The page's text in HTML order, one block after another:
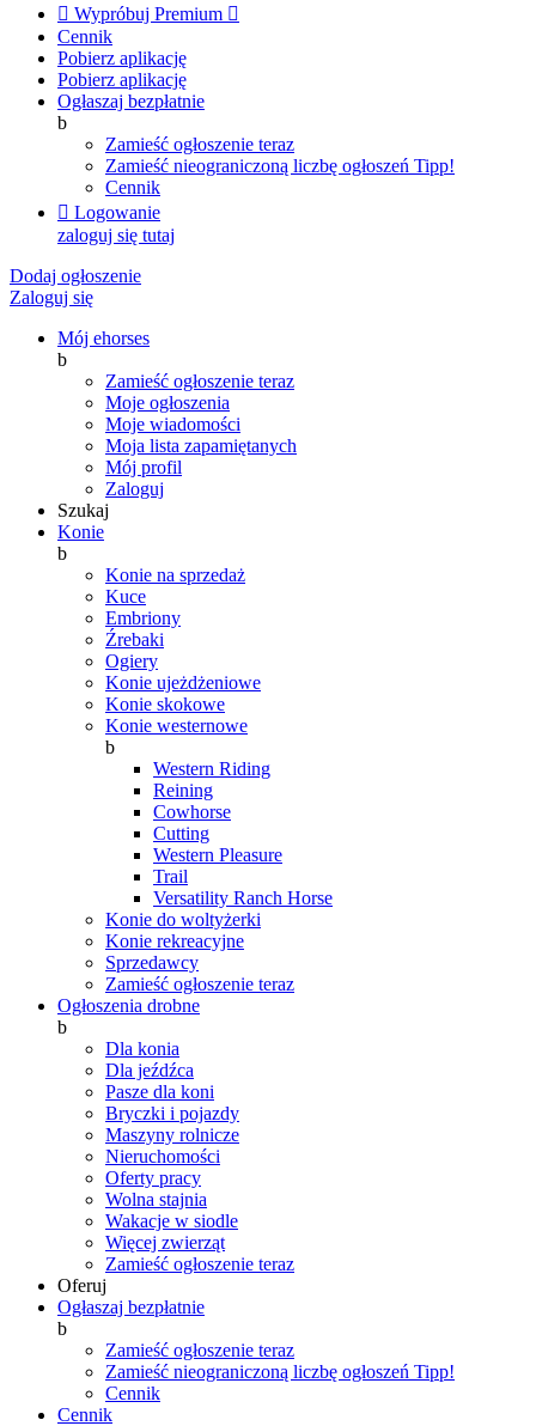
 Wypróbuj Premium 
Cennik
Pobierz aplikację
Pobierz aplikację
Ogłaszaj bezpłatnie
b
Zamieść ogłoszenie teraz
Zamieść nieograniczoną liczbę ogłoszeń Tipp!
Cennik
 Logowanie
zaloguj się tutaj
Dodaj ogłoszenie
Zaloguj się
Mój ehorses
b
Zamieść ogłoszenie teraz
Moje ogłoszenia
Moje wiadomości
Moja lista zapamiętanych
Mój profil
Zaloguj
Szukaj
Konie
b
Konie na sprzedaż
Kuce
Embriony
Źrebaki
Ogiery
Konie ujeżdżeniowe
Konie skokowe
Konie westernowe
b
Western Riding
Reining
Cowhorse
Cutting
Western Pleasure
Trail
Versatility Ranch Horse
Konie do woltyżerki
Konie rekreacyjne
Sprzedawcy
Zamieść ogłoszenie teraz
Ogłoszenia drobne
b
Dla konia
Dla jeźdźca
Pasze dla koni
Bryczki i pojazdy
Maszyny rolnicze
Nieruchomości
Oferty pracy
Wolna stajnia
Wakacje w siodle
Więcej zwierząt
Zamieść ogłoszenie teraz
Oferuj
Ogłaszaj bezpłatnie
b
Zamieść ogłoszenie teraz
Zamieść nieograniczoną liczbę ogłoszeń Tipp!
Cennik
Cennik